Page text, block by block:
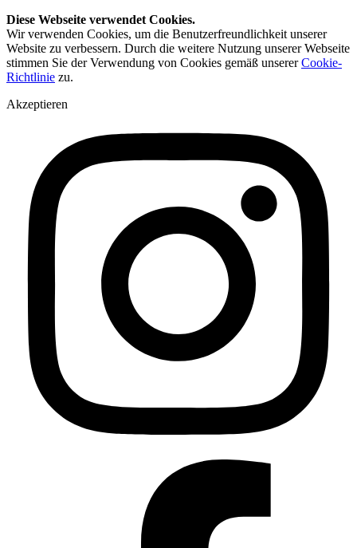
Diese Webseite verwendet Cookies.
Wir verwenden Cookies, um die Benutzerfreundlichkeit unserer
Website zu verbessern. Durch die weitere Nutzung unserer Webseite
stimmen Sie der Verwendung von Cookies gemäß unsererCookie-
Richtlinie zu.
Akzeptieren